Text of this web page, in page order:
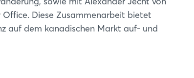
Office. Diese Zusammenarbeit bietet
auf dem kanadischen Markt auf- und